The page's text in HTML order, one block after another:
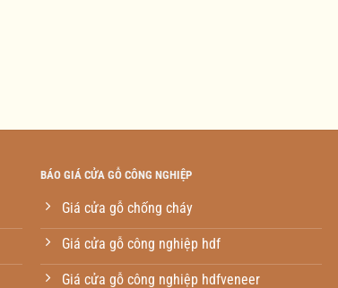
BÁO GIÁ CỬA GỖ CÔNG NGHIỆP
Giá cửa gỗ chống cháy
Giá cửa gỗ công nghiệp hdf
Giá cửa gỗ công nghiệp hdfveneer